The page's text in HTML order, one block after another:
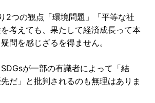
2つの観点「環境問題」「平等な社
考えても、果たして経済成長って本
問を感じざるを得ません。
が一部の有識者によって「結
だ」と批判されるのも無理はありま